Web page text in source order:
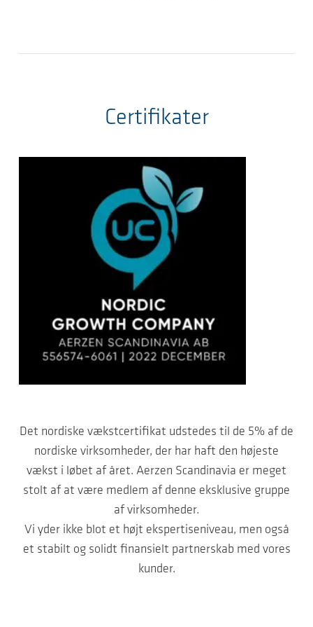
Certifikater
Det nordiske vækstcertifikat udstedes til de 5% af de
nordiske virksomheder, der har haft den højeste
vækst i løbet af året. Aerzen Scandinavia er meget
stolt af at være medlem af denne eksklusive gruppe
af virksomheder.
Vi yder ikke blot et højt ekspertiseniveau, men også
et stabilt og solidt finansielt partnerskab med vores
kunder.